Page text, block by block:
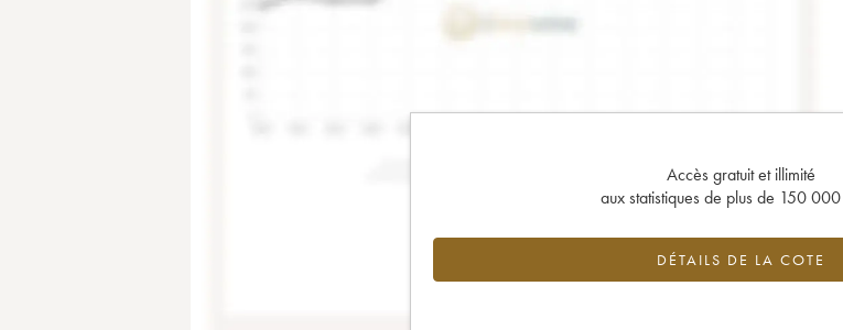
Accès gratuit et illimité
aux statistiques de plus de 150
DÉTAILS DE LA COTE